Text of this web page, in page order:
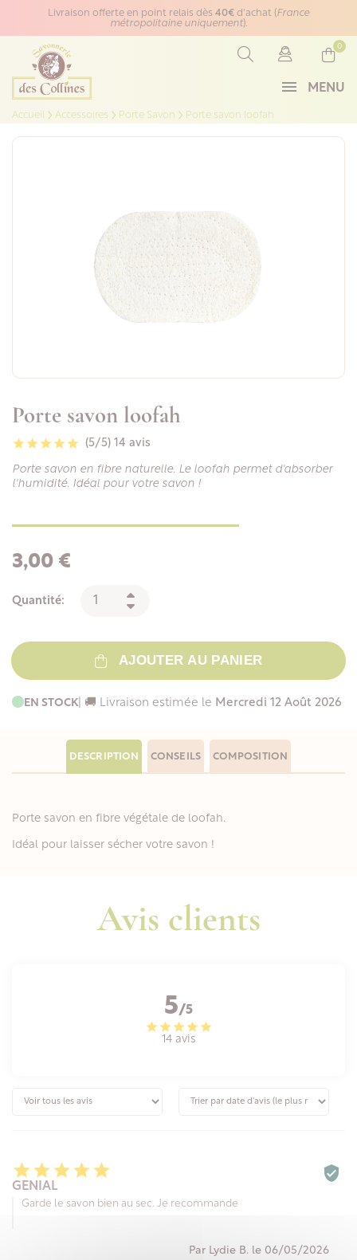
Panneau de gestion des cookies
Livraison offerte en point relais dès 40€ d'achat (France
métropolitaine uniquement).
MENU
0
Accueil Accessoires Porte Savon Porte savon loofah
Porte savon loofah
(5/5) 14 avis
Porte savon en fibre naturelle. Le loofah permet d'absorber
l'humidité. Idéal pour votre savon !
3,00 €
Quantité:
AJOUTER AU PANIER
EN STOCK | 🚚 Livraison estimée le Mercredi 12 Août 2026
DESCRIPTION CONSEILS COMPOSITION
Porte savon en fibre végétale de loofah.
Idéal pour laisser sécher votre savon !
Avis clients
5/5
14 avis

GENIAL
Garde le savon bien au sec. Je recommande

Par Lydie B. le 06/05/2026